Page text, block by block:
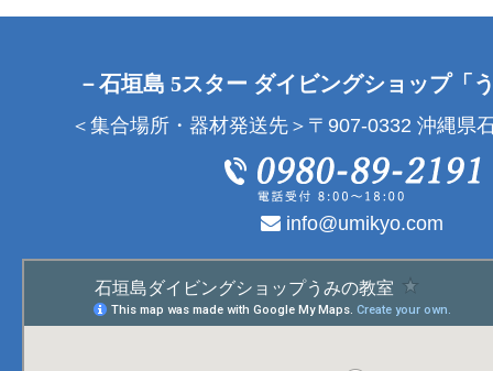
－石垣島 5スター ダイビングショップ「
＜集合場所・器材発送先＞〒907-0332 沖縄県
info@umikyo.com